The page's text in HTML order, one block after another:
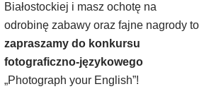
Białostockiej i masz ochotę na
odrobinę zabawy oraz fajne nagrody to
zapraszamy do konkursu
fotograficzno-językowego
„Photograph your English”!